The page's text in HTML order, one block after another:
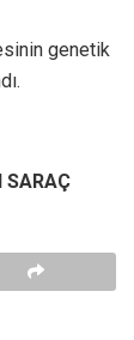
genetik
SARAÇ